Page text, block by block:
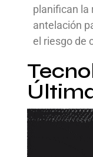
planifican la
antelación
el riesgo de